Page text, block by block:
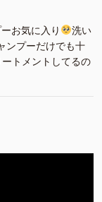
お気に入り
洗い
ンプーだけでも十
トメントしてるの